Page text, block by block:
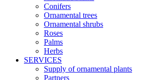
Conifers
Ornamental trees
Ornamental shrubs
Roses
Palms
Herbs
SERVICES
Supply of ornamental plants
Partners